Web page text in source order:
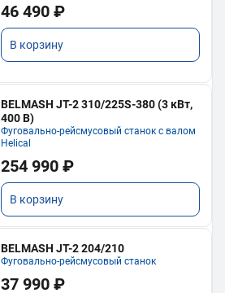
46 490 ₽
В корзину
BELMASH JT-2 310/225S-380 (3 кВт,
400 В)
Фуговально-рейсмусовый станок с валом
Helical
254 990 ₽
В корзину
BELMASH JT-2 204/210
Фуговально-рейсмусовый станок
37 990 ₽